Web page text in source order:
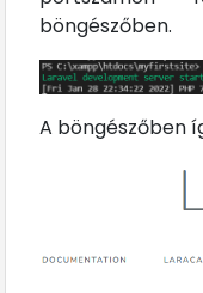
böngészőben.
A böngészőben